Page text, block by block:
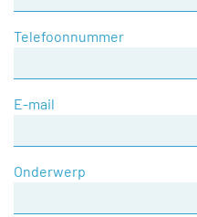
Telefoonnummer
E-mail
Onderwerp